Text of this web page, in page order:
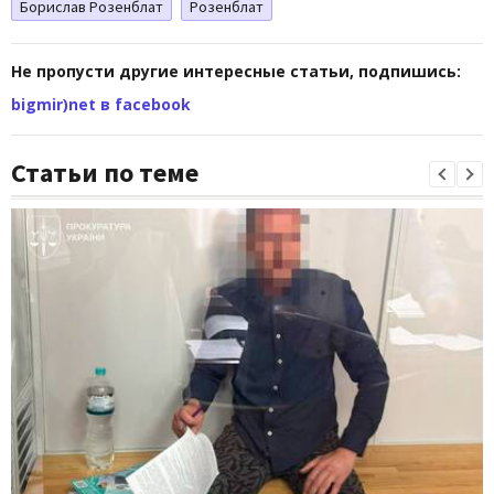
Борислав Розенблат Розенблат
Не пропусти другие интересные статьи, подпишись:
bigmir)net в facebook
Статьи по теме